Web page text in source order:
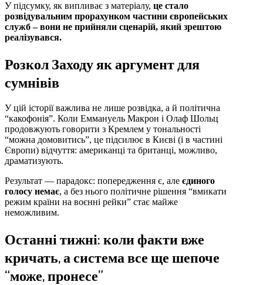
У підсумку, як випливає з матеріалу, це стало
розвідувальним прорахунком частини європейських
служб – вони не прийняли сценарій, який зрештою
реалізувався.
Розкол Заходу як аргумент для
сумнівів
У цій історії важлива не лише розвідка, а й політична
“какофонія”. Коли Еммануель Макрон і Олаф Шольц
продовжують говорити з Кремлем у тональності
“можна домовитись”, це підсилює в Києві (і в частині
Європи) відчуття: американці та британці, можливо,
драматизують.
Результат — парадокс: попередження є, але єдиного
голосу немає, а без нього політичне рішення “вмикати
режим країни на воєнні рейки” стає майже
неможливим.
Останні тижні: коли факти вже
кричать, а система все ще шепоче
“може, пронесе”